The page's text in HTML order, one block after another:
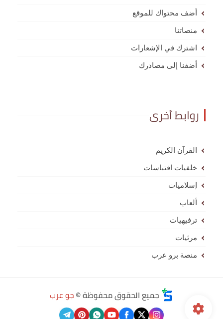
أضف محتواك للموقع
منصاتنا
اشترك في الإشعارات
أضفنا إلى مصادرك
روابط أخرى
القرآن الكريم
خلفيات اقتباسات
إسلاميات
ألعاب
ترفيهيات
مرئيات
منصة برو عرب
جميع الحقوق محفوظة ©جو عرب